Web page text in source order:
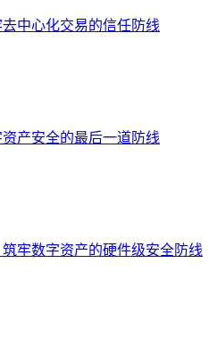
中心化交易的信任防线
产安全的最后一道防线
牢数字资产的硬件级安全防线